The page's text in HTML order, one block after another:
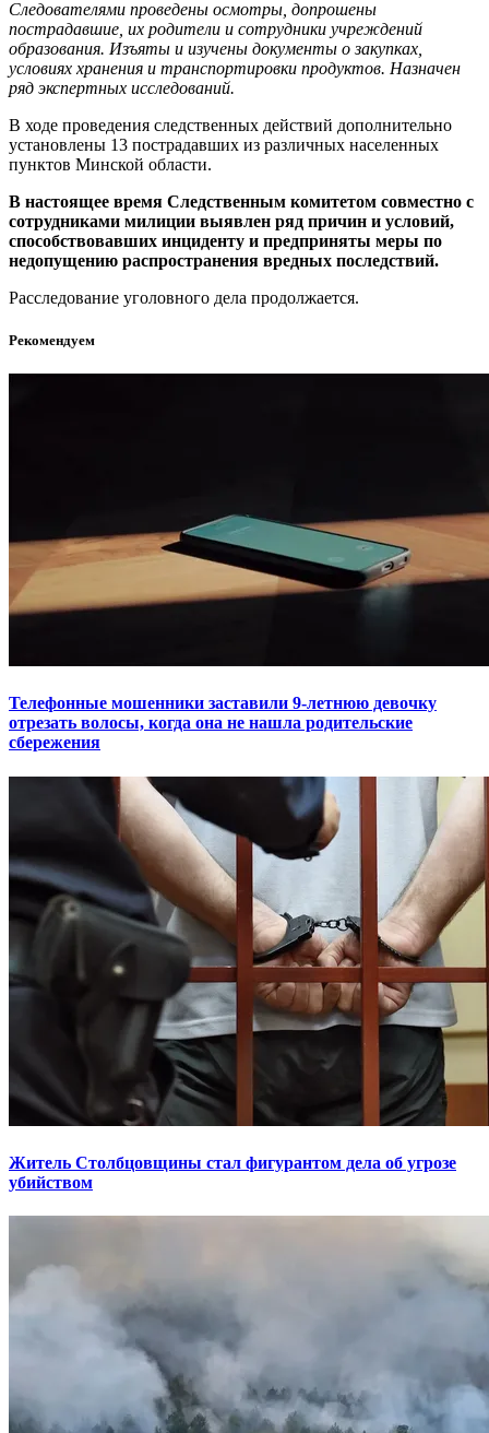
Следователями проведены осмотры, допрошены
пострадавшие, их родители и сотрудники учреждений
образования. Изъяты и изучены документы о закупках,
условиях хранения и транспортировки продуктов. Назначен
ряд экспертных исследований.
В ходе проведения следственных действий дополнительно
установлены 13 пострадавших из различных населенных
пунктов Минской области.
В настоящее время Следственным комитетом совместно с
сотрудниками милиции выявлен ряд причин и условий,
способствовавших инциденту и предприняты меры по
недопущению распространения вредных последствий.
Расследование уголовного дела продолжается.
Рекомендуем
Телефонные мошенники заставили 9-летнюю девочку
отрезать волосы, когда она не нашла родительские
сбережения
Житель Столбцовщины стал фигурантом дела об угрозе
убийством